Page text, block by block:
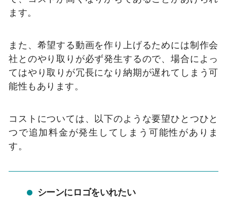
ます。
また、希望する動画を作り上げるためには制作会
社とのやり取りが必ず発生するので、場合によっ
てはやり取りが冗長になり納期が遅れてしまう可
能性もあります。
コストについては、以下のような要望ひとつひと
つで追加料金が発生してしまう可能性がありま
す。
シーンにロゴをいれたい